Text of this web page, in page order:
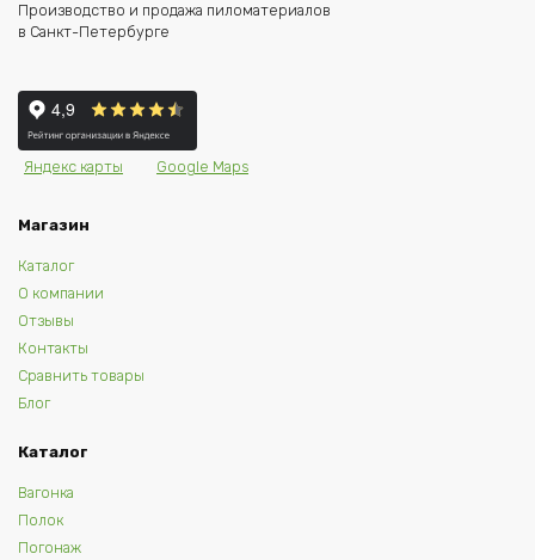
Производство и продажа пиломатериалов
в Санкт-Петербурге
Яндекс карты Google Maps
Магазин
Каталог
О компании
Отзывы
Контакты
Сравнить товары
Блог
Каталог
Вагонка
Полок
Погонаж